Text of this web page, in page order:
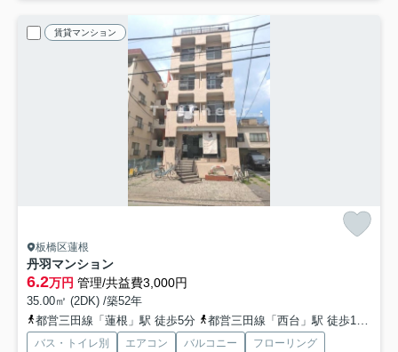
賃貸マンション
板橋区蓮根
丹羽マンション
6.2万円 管理/共益費3,000円
35.00㎡ (2DK) /築52年
都営三田線「蓮根」駅 徒歩5分
都営三田線「西台」駅 徒歩12分
バス・トイレ別 エアコン バルコニー
フローリング